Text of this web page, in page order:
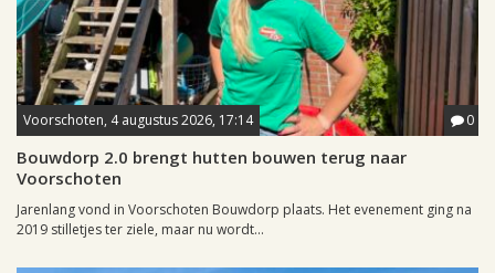
Voorschoten, 4 augustus 2026, 17:14 0
Bouwdorp 2.0 brengt hutten bouwen terug naar
Voorschoten
Jarenlang vond in Voorschoten Bouwdorp plaats. Het evenement ging na
2019 stilletjes ter ziele, maar nu wordt...